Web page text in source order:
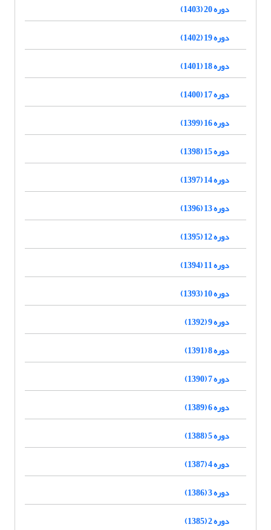
دوره 20 (1403)
دوره 19 (1402)
دوره 18 (1401)
دوره 17 (1400)
دوره 16 (1399)
دوره 15 (1398)
دوره 14 (1397)
دوره 13 (1396)
دوره 12 (1395)
دوره 11 (1394)
دوره 10 (1393)
دوره 9 (1392)
دوره 8 (1391)
دوره 7 (1390)
دوره 6 (1389)
دوره 5 (1388)
دوره 4 (1387)
دوره 3 (1386)
دوره 2 (1385)